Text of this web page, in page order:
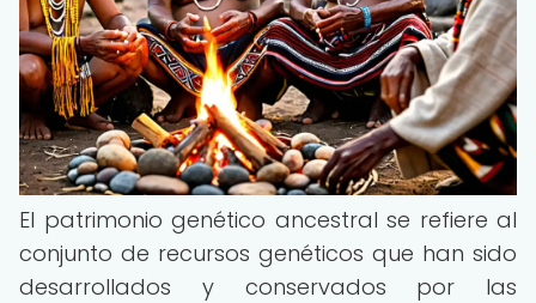
El patrimonio genético ancestral se refiere al
conjunto de recursos genéticos que han sido
desarrollados y conservados por las